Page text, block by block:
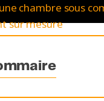
chambre sous
sur mesure
courante :